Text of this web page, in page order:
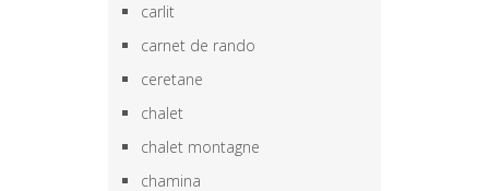
carlit
carnet de rando
ceretane
chalet
chalet montagne
chamina